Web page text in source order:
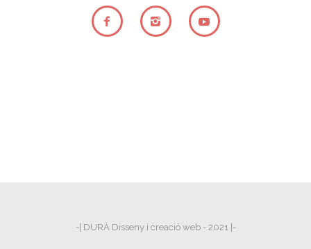
-| DURÀ Disseny i creació web - 2021 |-